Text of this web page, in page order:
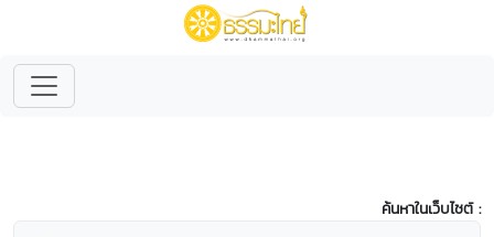
ค้นหาในเว็บไซต์ :